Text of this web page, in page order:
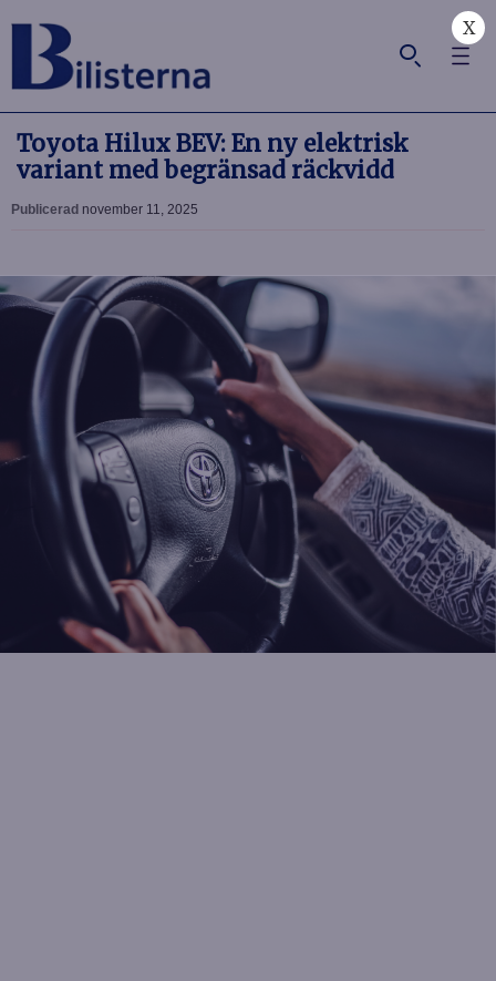
X
Toyota Hilux BEV: En ny elektrisk
variant med begränsad räckvidd
Publicerad november 11, 2025